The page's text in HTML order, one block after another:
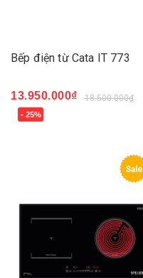
Bếp điện từ Cata IT 773
13.950.000₫ 18.500.000₫
- 25%
Sale